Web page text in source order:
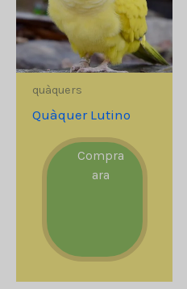
quàquers
Quàquer Lutino
Compra
ara